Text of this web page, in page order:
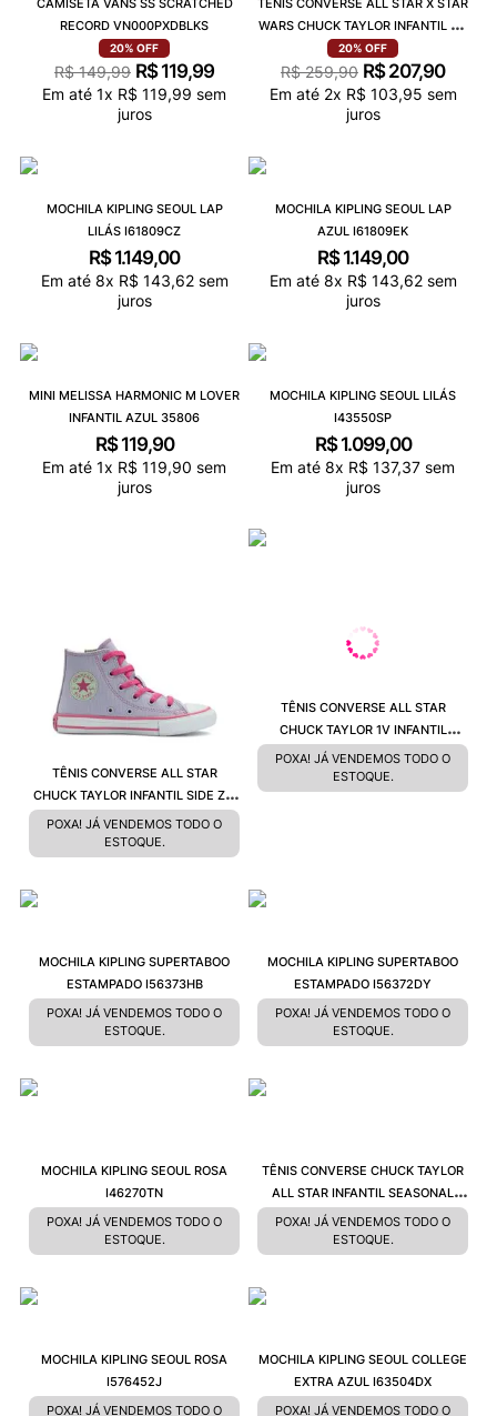
CAMISETA VANS SS SCRATCHED
RECORD VN000PXDBLKS
20% OFF
R$ 149,99 R$ 119,99
Em até 1x R$ 119,99 sem
juros
TÊNIS CONVERSE ALL STAR X STAR
WARS CHUCK TAYLOR INFANTIL 2V
AMÊNDOA PRETO BRANCO
CK14020001
20% OFF
R$ 259,90 R$ 207,90
Em até 2x R$ 103,95 sem
juros
MOCHILA KIPLING SEOUL LAP
LILÁS I61809CZ
R$ 1.149,00
Em até 8x R$ 143,62sem
juros
MOCHILA KIPLING SEOUL LAP
AZUL I61809EK
R$ 1.149,00
Em até 8x R$ 143,62sem
juros
MINI MELISSA HARMONIC M LOVER
INFANTIL AZUL 35806
R$ 119,90
Em até 1x R$ 119,90 sem
juros
MOCHILA KIPLING SEOUL LILÁS
I43550SP
R$ 1.099,00
Em até 8x R$ 137,37 sem
juros
TÊNIS CONVERSE ALL STAR
CHUCK TAYLOR INFANTIL SIDE ZIP
LILÁS CK12500001
POXA! JÁ VENDEMOS TODO O
ESTOQUE.
TÊNIS CONVERSE ALL STAR
CHUCK TAYLOR 1V INFANTIL
FRUTAS SILVESTRES AMENDOA
PRETO CK12410002
POXA! JÁ VENDEMOS TODO O
ESTOQUE.
MOCHILA KIPLING SUPERTABOO
ESTAMPADO I56373HB
POXA! JÁ VENDEMOS TODO O
ESTOQUE.
MOCHILA KIPLING SUPERTABOO
ESTAMPADO I56372DY
POXA! JÁ VENDEMOS TODO O
ESTOQUE.
MOCHILA KIPLING SEOUL ROSA
I46270TN
POXA! JÁ VENDEMOS TODO O
ESTOQUE.
TÊNIS CONVERSE CHUCK TAYLOR
ALL STAR INFANTIL SEASONAL
MELANCIA PRETO BRANCO
CK04280051
POXA! JÁ VENDEMOS TODO O
ESTOQUE.
MOCHILA KIPLING SEOUL ROSA
I576452J
POXA! JÁ VENDEMOS TODO O
MOCHILA KIPLING SEOUL COLLEGE
EXTRA AZUL I63504DX
POXA! JÁ VENDEMOS TODO O